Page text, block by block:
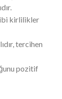
kirlilikler
tercihen
pozitif